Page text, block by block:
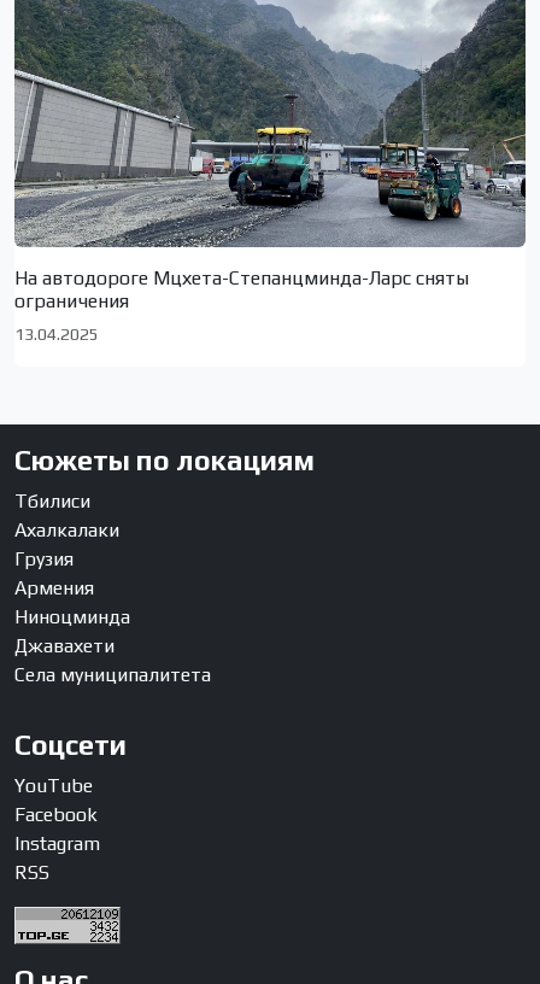
На автодороге Мцхета-Степанцминда-Ларс сняты
ограничения
13.04.2025
Сюжеты по локациям
Тбилиси
Ахалкалаки
Грузия
Армения
Ниноцминда
Джавахети
Села муниципалитета
Соцсети
YouTube
Facebook
Instagram
RSS